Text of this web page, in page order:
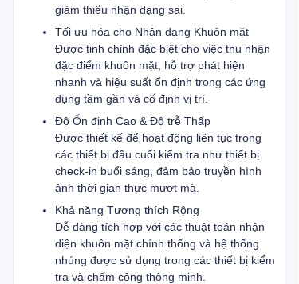
giảm thiểu nhận dạng sai.
Tối ưu hóa cho Nhận dạng Khuôn mặt
Được tinh chỉnh đặc biệt cho việc thu nhận
đặc điểm khuôn mặt, hỗ trợ phát hiện
nhanh và hiệu suất ổn định trong các ứng
dụng tầm gần và cố định vị trí.
Độ Ổn định Cao & Độ trễ Thấp
Được thiết kế để hoạt động liên tục trong
các thiết bị đầu cuối kiểm tra như thiết bị
check-in buổi sáng, đảm bảo truyền hình
ảnh thời gian thực mượt mà.
Khả năng Tương thích Rộng
Dễ dàng tích hợp với các thuật toán nhận
diện khuôn mặt chính thống và hệ thống
nhúng được sử dụng trong các thiết bị kiểm
tra và chấm công thông minh.